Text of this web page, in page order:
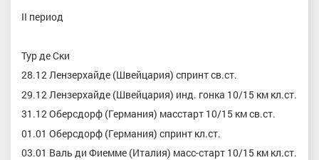
II период
Тур де Ски
28.12 Лензерхайде (Швейцария) спринт св.ст.
29.12 Лензерхайде (Швейцария) инд. гонка 10/15 км кл.ст.
31.12 Оберсдорф (Германия) масстарт 10/15 км св.ст.
01.01 Оберсдорф (Германия) спринт кл.ст.
03.01 Валь ди Фиемме (Италия) масс-старт 10/15 км кл.ст.